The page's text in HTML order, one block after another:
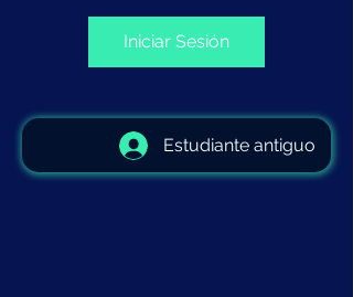
Iniciar Sesión
Estudiante antiguo